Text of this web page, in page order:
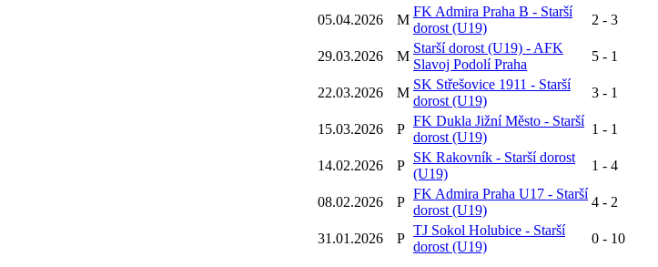
05.04.2026 M
FK Admira Praha B - Starší
dorost (U19)
2 - 3
29.03.2026 M
Starší dorost (U19) - AFK
Slavoj Podolí Praha
5 - 1
22.03.2026 M
SK Střešovice 1911 - Starší
dorost (U19)
3 - 1
15.03.2026 P
FK Dukla Jižní Město - Starší
dorost (U19)
1 - 1
14.02.2026 P
SK Rakovník - Starší dorost
(U19)
1 - 4
08.02.2026 P
FK Admira Praha U17 - Starší
dorost (U19)
4 - 2
31.01.2026 P
TJ Sokol Holubice - Starší
dorost (U19)
0 - 10